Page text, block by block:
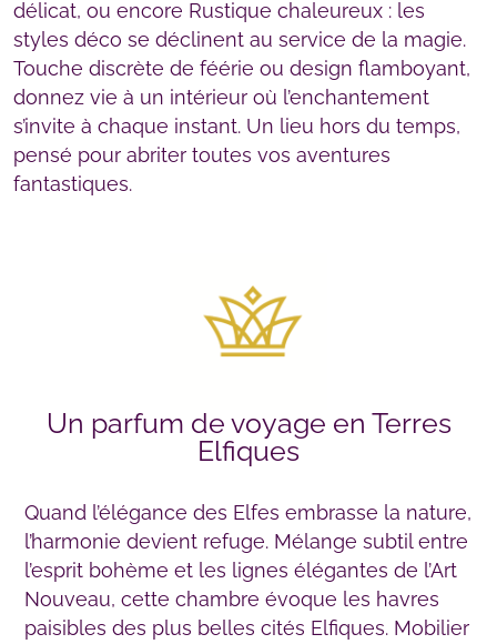
délicat, ou encore Rustique chaleureux : les
styles déco se déclinent au service de la magie.
Touche discrète de féérie ou design flamboyant,
donnez vie à un intérieur où l’enchantement
s’invite à chaque instant. Un lieu hors du temps,
pensé pour abriter toutes vos aventures
fantastiques.
Un parfum de voyage en Terres
Elfiques
Quand l’élégance des Elfes embrasse la nature,
l’harmonie devient refuge. Mélange subtil entre
l’esprit bohème et les lignes élégantes de l’Art
Nouveau, cette chambre évoque les havres
paisibles des plus belles cités Elfiques. Mobilier